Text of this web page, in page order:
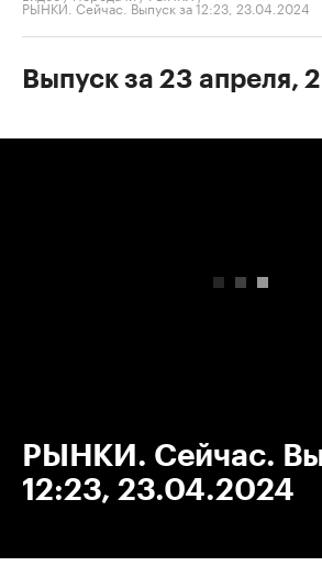
РЫНКИ. Сейчас. Выпуск за 12:23, 23.04.2024
Выпуск за 23 апреля,
РЫНКИ. Сейчас.
12:23, 23.04.2024